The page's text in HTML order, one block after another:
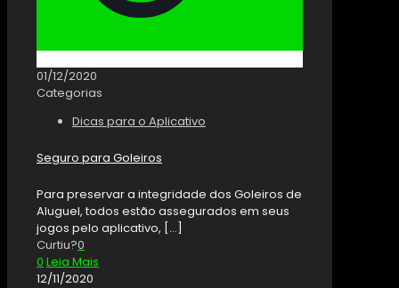
01/12/2020
Categorias
Dicas para o Aplicativo
Seguro para Goleiros
Para preservar a integridade dos Goleiros de
Aluguel, todos estão assegurados em seus
jogos pelo aplicativo, […]
Curtiu?0
0 Leia Mais
12/11/2020